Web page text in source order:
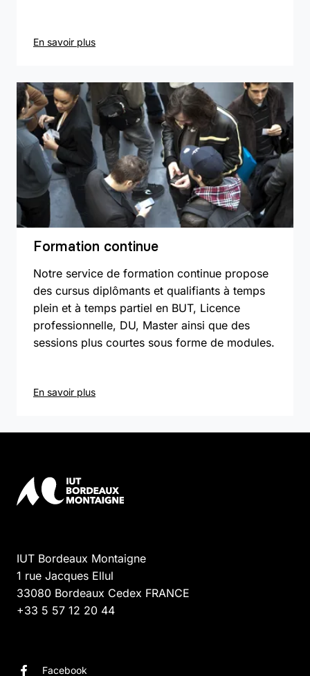
En savoir plus
Formation continue
Notre service de formation continue propose
des cursus diplômants et qualifiants à temps
plein et à temps partiel en BUT, Licence
professionnelle, DU, Master ainsi que des
sessions plus courtes sous forme de modules.
En savoir plus
IUT Bordeaux Montaigne
1 rue Jacques Ellul
33080 Bordeaux Cedex FRANCE
+33 5 57 12 20 44
Facebook